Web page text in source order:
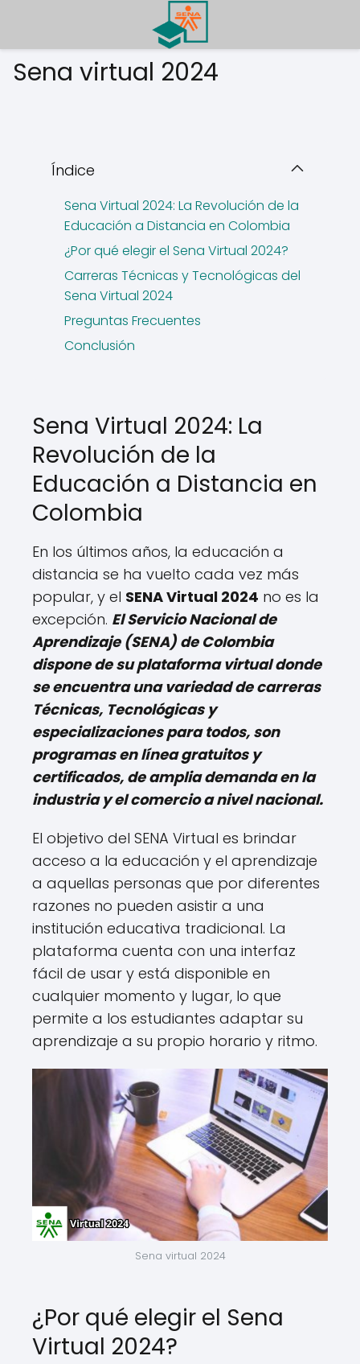
Sena virtual 2024
Índice
Sena Virtual 2024: La Revolución de la
Educación a Distancia en Colombia
¿Por qué elegir el Sena Virtual 2024?
Carreras Técnicas y Tecnológicas del
Sena Virtual 2024
Preguntas Frecuentes
Conclusión
Sena Virtual 2024: La
Revolución de la
Educación a Distancia en
Colombia
En los últimos años, la educación a
distancia se ha vuelto cada vez más
popular, y el SENA Virtual 2024 no es la
excepción. El Servicio Nacional de
Aprendizaje (SENA) de Colombia
dispone de su plataforma virtual donde
se encuentra una variedad de carreras
Técnicas, Tecnológicas y
especializaciones para todos, son
programas en línea gratuitos y
certificados, de amplia demanda en la
industria y el comercio a nivel nacional.
El objetivo del SENA Virtual es brindar
acceso a la educación y el aprendizaje
a aquellas personas que por diferentes
razones no pueden asistir a una
institución educativa tradicional. La
plataforma cuenta con una interfaz
fácil de usar y está disponible en
cualquier momento y lugar, lo que
permite a los estudiantes adaptar su
aprendizaje a su propio horario y ritmo.
Sena virtual 2024
¿Por qué elegir el Sena
Virtual 2024?